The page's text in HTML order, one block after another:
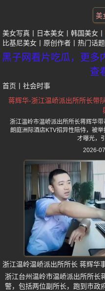
美
美女写真 日本美女 韩国美女
比基尼美女
原创作者 热门话题
黑子网看片吃瓜，更多
查
首页 社会时事
蒋辉华-浙江温峤派出所所长带
浙江温岭市温峤派出所所长蒋辉华
朗庭洲际酒店KTV招异性陪侍，被
才曝光，
2026-
浙江温岭温峤派出所所长 蒋辉华
浙江台州温岭市温峤派出所所长
警，包括两位副所长，跑到市政